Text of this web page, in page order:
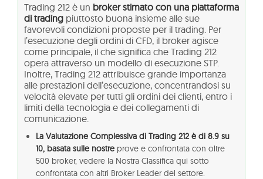
Trading 212 è un broker stimato con una piattaforma
di trading piuttosto buona insieme alle sue
favorevoli condizioni proposte per il trading. Per
l’esecuzione degli ordini di CFD, il broker agisce
come principale, il che significa che Trading 212
opera attraverso un modello di esecuzione STP.
Inoltre, Trading 212 attribuisce grande importanza
alle prestazioni dell’esecuzione, concentrandosi su
velocità elevate per tutti gli ordini dei clienti, entro i
limiti della tecnologia e dei collegamenti di
comunicazione.
La Valutazione Complessiva di Trading 212 è di 8.9 su
10, basata sulle nostre prove e confrontata con oltre
500 broker, vedere la Nostra Classifica qui sotto
confrontata con altri Broker Leader del settore.